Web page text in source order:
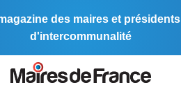
des maires et présidents
d'intercommunalité